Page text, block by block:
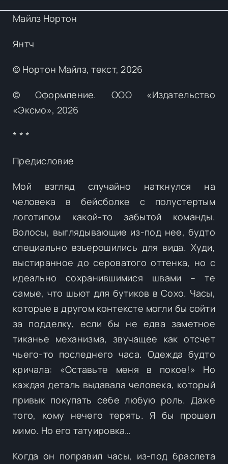
Майлз Нортон
Янтч
© Нортон Майлз, текст, 2026
© Оформление. ООО «Издательство
«Эксмо», 2026
* * *
Предисловие
Мой взгляд случайно наткнулся на
человека в бейсболке с полустертым
логотипом какой-то забытой команды.
Волосы, выглядывающие из-под нее, будто
специально взъерошились для вида. Худи,
выстиранное до сероватого оттенка, но с
идеально сохранившимися швами – те
самые, что шьют для бутиков в Сохо. Часы,
которые в другом контексте могли бы сойти
за подделку, если бы не едва заметное
тиканье механизма, звучащее как отсчет
чьего-то последнего часа. Одежда будто
кричала: «Оставьте меня в покое!» Но
каждая деталь выдавала человека, который
привык покупать себе любую роль. Даже
того, кому нечего терять. Я бы прошел
мимо. Но его татуировка…
Когда он поправил часы, из-под браслета